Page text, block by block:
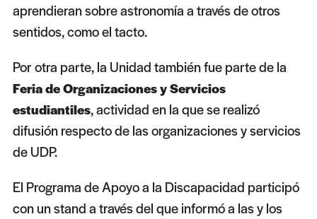
aprendieran sobre astronomía a través de otros
sentidos, como el tacto.
Por otra parte, la Unidad también fue parte de la
Feria de Organizaciones y Servicios
estudiantiles, actividad en la que se realizó
difusión respecto de las organizaciones y servicios
de UDP.
El Programa de Apoyo a la Discapacidad participó
con un stand a través del que informó a las y los